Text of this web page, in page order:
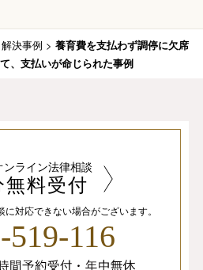
解決事例 > 養育費を支払わず調停に欠席
、支払いが命じられた事例
ンライン法律相談
無料受付
に対応できない場合がございます。
519-116